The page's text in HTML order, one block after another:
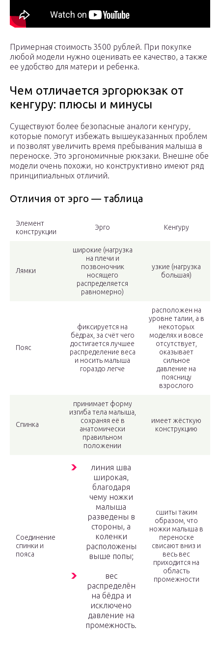
Примерная стоимость 3500 рублей. При покупке
любой модели нужно оценивать ее качество, а также
ее удобство для матери и ребенка.
Чем отличается эргорюкзак от
кенгуру: плюсы и минусы
Существуют более безопасные аналоги кенгуру,
которые помогут избежать вышеуказанных проблем
и позволят увеличить время пребывания малыша в
переноске. Это эргономичные рюкзаки. Внешне обе
модели очень похожи, но конструктивно имеют ряд
принципиальных отличий.
Отличия от эрго — таблица
Элемент
конструкции
Эрго Кенгуру
Лямки
широкие (нагрузка
на плечи и
позвоночник
носящего
распределяется
равномерно)
узкие (нагрузка
большая)
Пояс
фиксируется на
бёдрах, за счёт чего
достигается лучшее
распределение веса
и носить малыша
гораздо легче
расположен на
уровне талии, а в
некоторых
моделях и вовсе
отсутствует,
оказывает
сильное
давление на
поясницу
взрослого
Спинка
принимает форму
изгиба тела малыша,
сохраняя её в
анатомически
правильном
положении
имеет жёсткую
конструкцию
Соединение
спинки и
пояса
линия шва
широкая,
благодаря
чему ножки
малыша
разведены в
стороны, а
коленки
расположены
выше попы;
вес
распределён
на бёдра и
исключено
давление на
промежность.
сшиты таким
образом, что
ножки малыша в
переноске
свисают вниз и
весь вес
приходится на
область
промежности